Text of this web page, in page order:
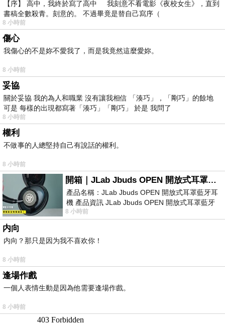
【序】 高中，我終於寫了高中 我刻意不看電影《夜校女生》，直到
書稿全數殺青。刻意的。 不過畢竟是替自己寫序（
8 小時前
傷心
我傷心的不是妳不愛我了，而是我竟然這麼愛妳。
8 小時前
妥協
關於妥協 我的為人和職業 沒有讓我相信 「湊巧」，「剛巧」的餘地
可是 每樣的出現都寫著「湊巧」「剛巧」 於是 我問了
8 小時前
權利
不做事的人總堅持自己有說話的權利。
8 小時前
開箱｜JLab Jbuds OPEN 開放式耳罩藍牙耳機 - 設計美學，輕巧、透氣、環境音全物理達成！
產品名稱：JLab Jbuds OPEN 開放式耳罩藍牙耳
機 產品資訊 JLab Jbuds OPEN 開放式耳罩藍牙
耳機評語：非常有特色，值得喜愛美型工
8 小時前
内向
内向？那只是因为我不喜欢你！
8 小時前
逢場作戲
一個人表情生動是因為他需要逢場作戲。
8 小時前